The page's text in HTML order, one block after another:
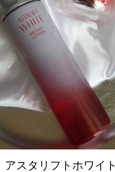
アスタリフトホワイト